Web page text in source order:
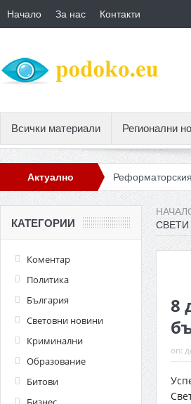
Начало За нас Контакти
Всички материали Регионални
Актуално
ГЕРБ Реформаторският блок
8
on:
КАТЕГОРИИ
Коментар
Политика
България
Световни новини
Криминални
Образование
Битови